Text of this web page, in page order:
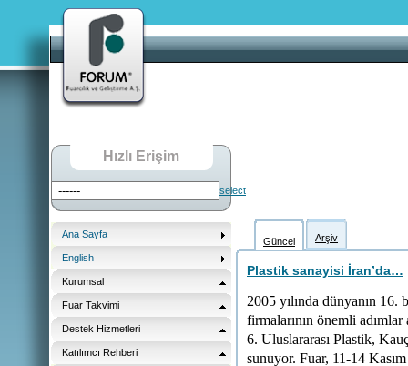
Hızlı Erişim
select
Ana Sayfa
English
Kurumsal
Fuar Takvimi
Destek Hizmetleri
Katılımcı Rehberi
Güncel Arşiv
Plastik sanayisi İran’da…
2005 yılında dünyanın
firmalarının önemli
6. Uluslararası Plastik,
sunuyor. Fuar, 11-14